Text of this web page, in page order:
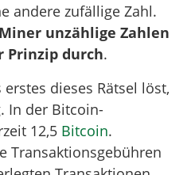
andere zufällige Zahl.
unzählige Zahlen
Prinzip durch.
dieses Rätsel löst,
In der Bitcoin-
12,5 Bitcoin.
Transaktionsgebühren